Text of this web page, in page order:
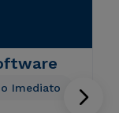
Imediato